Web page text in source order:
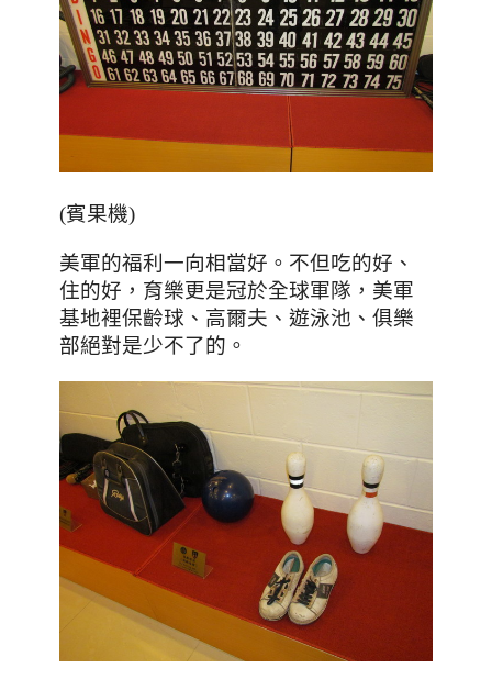
(賓果機)
美軍的福利一向相當好 。不但吃的好、
住的好，育樂更是冠於全球軍隊，美軍
基地裡保齡球、高爾夫、遊泳池、俱樂
部絕對是少不了的。